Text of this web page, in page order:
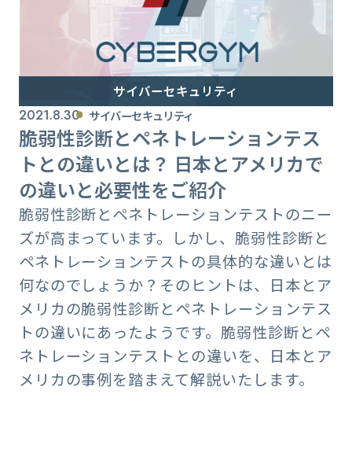
サイバーセキュリティ
2021.8.30 サイバーセキュリティ
脆弱性診断とペネトレーションテス
トとの違いとは？ 日本とアメリカで
の違いと必要性をご紹介
脆弱性診断とペネトレーションテストのニー
ズが高まっています。しかし、脆弱性診断と
ペネトレーションテストの具体的な違いとは
何なのでしょうか？そのヒントは、日本とア
メリカの脆弱性診断とペネトレーションテス
トの違いにあったようです。脆弱性診断とペ
ネトレーションテストとの違いを、日本とア
メリカの事例を踏まえて解説いたします。